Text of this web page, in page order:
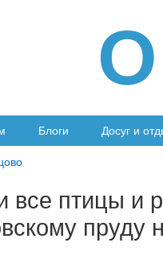
О
Блоги Досуг и
все птицы и
пруду